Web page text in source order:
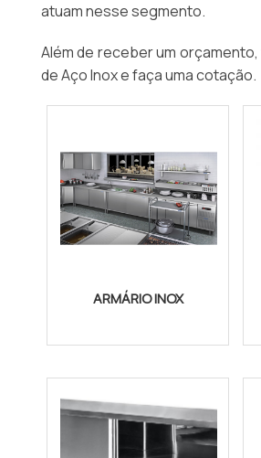
atuam nesse segmento.
Além de receber um
de Aço Inox e faça uma cotação.
ARMÁRIO INOX